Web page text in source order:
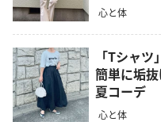
心と体
「Tシャ
簡単に垢
夏コーデ
心と体